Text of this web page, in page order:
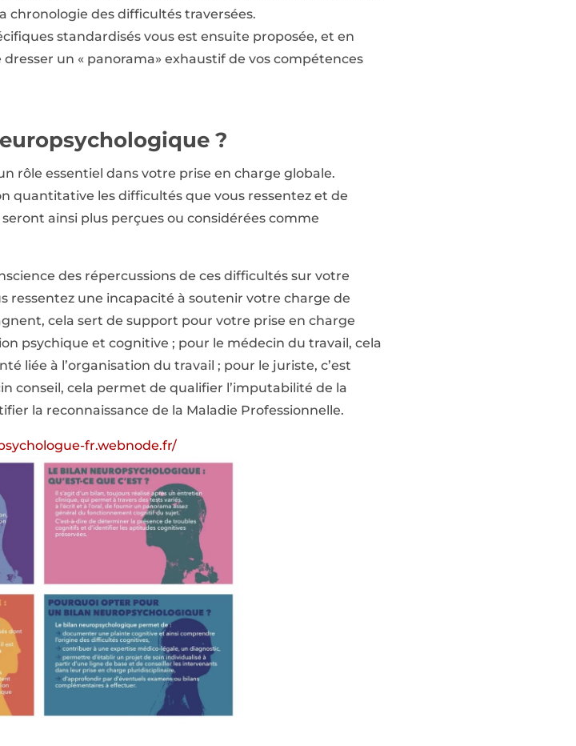
chronologie des difficultés traversées.
standardisés vous est ensuite proposée, et en
un « panorama» exhaustif de vos compétences
?
rôle essentiel dans votre prise en charge globale.
quantitative les difficultés que vous ressentez et de
ainsi plus perçues ou considérées comme
des répercussions de ces difficultés sur votre
ressentez une incapacité à soutenir votre charge de
cela sert de support pour votre prise en charge
psychique et cognitive ; pour le médecin du travail, cela
liée à l’organisation du travail ; pour le juriste, c’est
conseil, cela permet de qualifier l’imputabilité de la
la reconnaissance de la Maladie Professionnelle.
fr.webnode.fr/